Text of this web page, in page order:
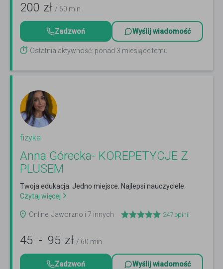
200 zł / 60 min
Zadzwoń Wyślij wiadomość
Ostatnia aktywność: ponad 3 miesiące temu
fizyka
Anna Górecka- KOREPETYCJE Z
PLUSEM
Twoja edukacja. Jedno miejsce. Najlepsi nauczyciele.
Czytaj więcej
Online, Jaworzno i 7 innych 247 opinii
45 - 95 zł / 60 min
Zadzwoń Wyślij wiadomość